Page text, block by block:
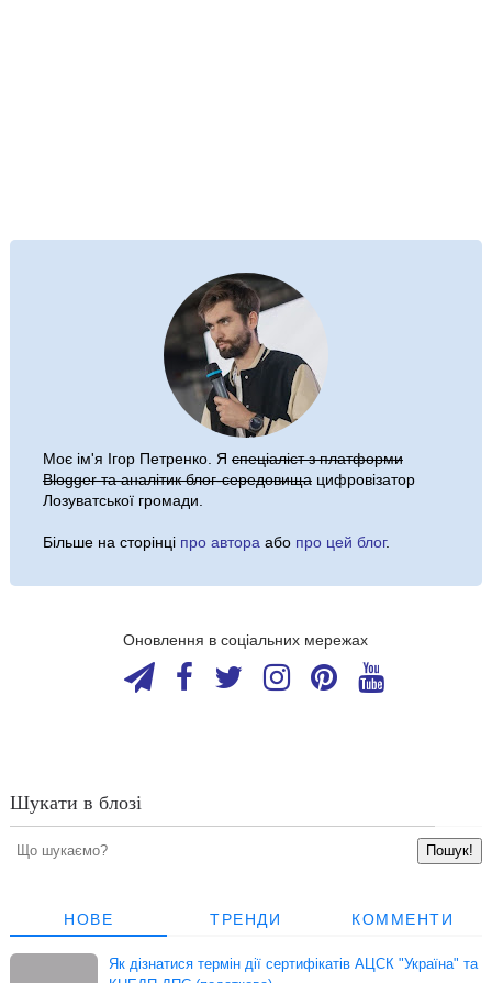
Моє ім'я Ігор Петренко. Я спеціаліст з платформи
Blogger та аналітик блог-середовищацифровізатор
Лозуватської громади.
Більше на сторінці про автора або про цей блог.
Оновлення в соціальних мережах
Шукати в блозі
НОВЕ ТРЕНДИ КОММЕНТИ
Як дізнатися термін дії сертифікатів АЦСК "Україна" та